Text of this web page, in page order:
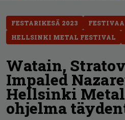
FESTARIKESÄ 2023
HELLSINKI METAL FESTIVAL
Watain,
Impaled
Hellsinki
ohjelma